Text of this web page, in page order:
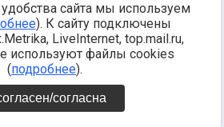
Ак Умут, Русская республика Русь,
Башкорт, Нация и свобода, W.H.С., Фалунь
Патриотический клуб-Новокузнецк/РПК,
Фонд борьбы с коррупцией, Фонд защиты прав
Совет граждан СССР Прикубанского округа г.
ru/documents/7822/
сайта мы используем
). К сайту подключены
LiveInternet, top.mail.ru,
используют файлы cookies
(подробнее).
согласна